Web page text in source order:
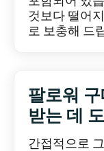
것보다 떨어
로 보충해 드
팔로워
받는 데
간접적으로